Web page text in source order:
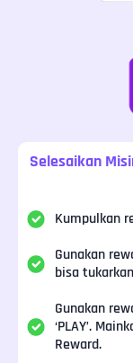
Selesaikan
Kumpulkan
Gunakan
bisa
Gunakan
‘PLAY’.
Reward.